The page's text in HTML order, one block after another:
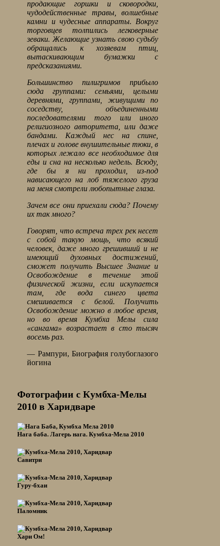
продающие горшки и сковородки,
чудодейственные травы, волшебные
камни и чудесные аппараты. Вокруг
торговцев толпились легковерные
зеваки. Желающие узнать свою судьбу
обращались к хозяевам птиц,
вытаскивающим бумажки с
предсказаниями.
Большинство пилигримов прибыло
сюда группами: семьями, целыми
деревнями, группами, живущими по
соседству, объединенными
последователями того или иного
религиозного авторитета, или даже
бандами. Каждый нес на спине,
плечах и голове внушительные тюки, в
которых лежало все необходимое для
еды и сна на несколько недель. Всюду,
где бы я ни проходил, из-под
нависающего на лоб тяжелого груза
на меня смотрели любопытные глаза.
Зачем все они приехали сюда? Почему
их так много?
Говорят, что встреча трех рек несет
с собой такую мощь, что всякий
человек, даже много грешивший и не
имеющий духовных достижений,
сможет получить Высшее Знание и
Освобождение в течение этой
физической жизни, если искупается
там, где вода синего цвета
смешивается с белой. Получить
Освобождение можно в любое время,
но во время Кумбха Мелы сила
«сангама» возрастает в сто тысяч
восемь раз.
— Рампури, Биография голубоглазого
йогина
Фотографии с Кумбха-Мелы
2010 в Харидваре
Нага баба. Лагерь нага. Кумбха-Мела 2010
Савитри
Гуру-бхаи
Паломник
Хари Ом!